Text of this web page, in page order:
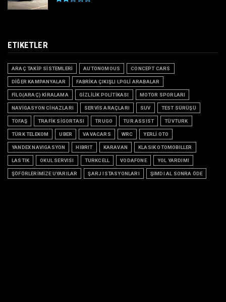
ETIKETLER
ARAÇ TAKİP SİSTEMLERİ AUTONOMOUS CONCEPT CARS
DİĞER KAMPANYALAR FABRİKA ÇIKIŞLI LPGLİ ARABALAR
FİLO(ARAÇ) KİRALAMA GİZLİLİK POLİTİKASI MOTOR SPORLARI
NAVİGASYON CİHAZLARI SERVİS ARAÇLARI SUV TEST SÜRÜŞÜ
TOFAŞ TRAFİK SİGORTASI TRUGO TUR ASSIST TÜVTURK
TÜRK TELEKOM UBER VAVACARS WRC YERLİ OTO
YANDEX NAVIGASYON HIBRIT KARAVAN KLASIK OTOMOBILLER
LASTIK OKUL SERVISI TURKCELL VODAFONE YOL YARDIMI
ŞÖFÖRLERİMİZE UYARILAR ŞARJ ISTASYONLARI ŞIMDI AL SONRA ÖDE